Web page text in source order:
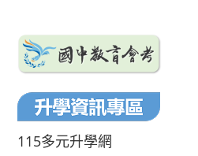
115多元升學網